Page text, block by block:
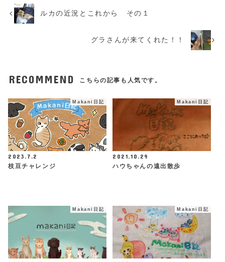
ルカの近況とこれから その１
グラさんが来てくれた！！
RECOMMEND こちらの記事も人気です。
Makani日記
2023.7.2
枝豆チャレンジ
Makani日記
2021.10.29
ハウちゃんの遠出散歩
Makani日記 Makani日記